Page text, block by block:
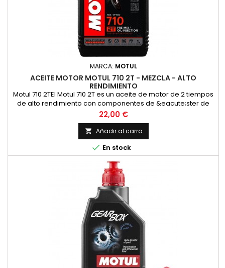
MARCA: MOTUL
ACEITE MOTOR MOTUL 710 2T - MEZCLA - ALTO
RENDIMIENTO
Motul 710 2TEl Motul 710 2T es un aceite de motor de 2 tiempos
de alto rendimiento con componentes de &eacute;ster de
alta calidad para las m&aacute;s altas exigencias en las
carreras y en la carretera en todos los motores de 2 tiempos
con inyecci&oacute;n o carburador. Adecuado para la
lubricaci&oacute;n mixta y separada. Compatible con los
modernos...
Precio
22,00 €
 Añadir al carro
 En stock